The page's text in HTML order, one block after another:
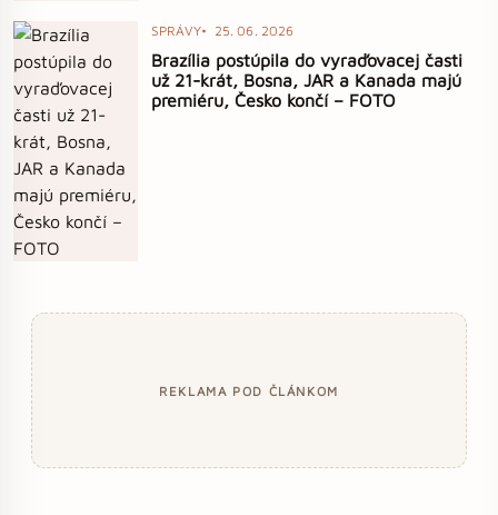
SPRÁVY 25. 06. 2026
Brazília postúpila do vyraďovacej časti
už 21-krát, Bosna, JAR a Kanada majú
premiéru, Česko končí – FOTO
REKLAMA POD ČLÁNKOM